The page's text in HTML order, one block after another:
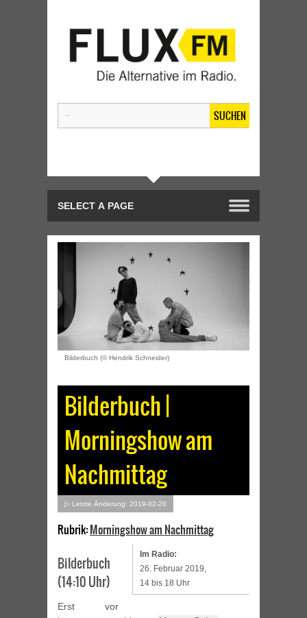
SUCHEN
Bilderbuch (© Hendrik Schneider)
Bilderbuch |
Morningshow am
Nachmittag
▷ Letzte Änderung: 2019-02-26
Rubrik:Morningshow am Nachmittag
Im Radio:
26. Februar 2019,
14 bis 18 Uhr
Bilderbuch
(14:10 Uhr)
Erst vor